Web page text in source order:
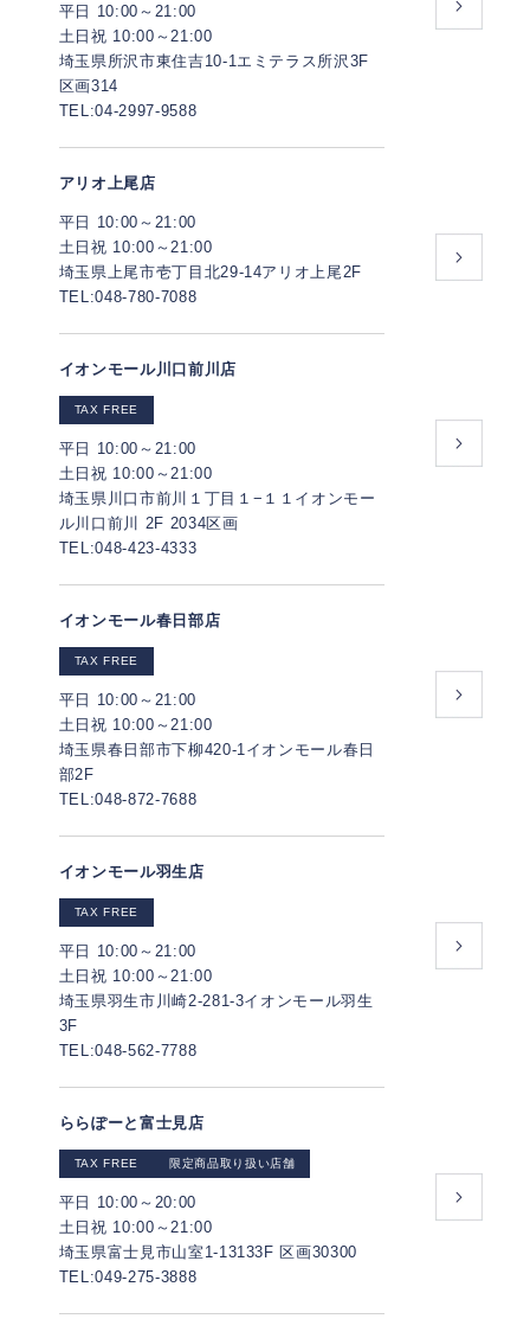
平日 10:00～21:00
土日祝 10:00～21:00
埼玉県所沢市東住吉10-1エミテラス所沢3F
区画314
TEL:04-2997-9588
アリオ上尾店
平日 10:00～21:00
土日祝 10:00～21:00
埼玉県上尾市壱丁目北29-14アリオ上尾2F
TEL:048-780-7088
イオンモール川口前川店
TAX FREE
平日 10:00～21:00
土日祝 10:00～21:00
埼玉県川口市前川１丁目１−１１イオンモー
ル川口前川 2F 2034区画
TEL:048-423-4333
イオンモール春日部店
TAX FREE
平日 10:00～21:00
土日祝 10:00～21:00
埼玉県春日部市下柳420-1イオンモール春日
部2F
TEL:048-872-7688
イオンモール羽生店
TAX FREE
平日 10:00～21:00
土日祝 10:00～21:00
埼玉県羽生市川崎2-281-3イオンモール羽生
3F
TEL:048-562-7788
ららぽーと富士見店
TAX FREE 限定商品取り扱い店舗
平日 10:00～20:00
土日祝 10:00～21:00
埼玉県富士見市山室1-13133F 区画30300
TEL:049-275-3888